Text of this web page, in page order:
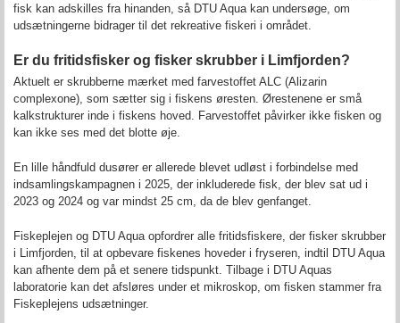
fisk kan adskilles fra hinanden, så DTU Aqua kan undersøge, om
udsætningerne bidrager til det rekreative fiskeri i området.
Er du fritidsfisker og fisker skrubber i Limfjorden?
Aktuelt er skrubberne mærket med farvestoffet ALC (Alizarin
complexone), som sætter sig i fiskens øresten. Ørestenene er små
kalkstrukturer inde i fiskens hoved. Farvestoffet påvirker ikke fisken og
kan ikke ses med det blotte øje.
En lille håndfuld dusører er allerede blevet udløst i forbindelse med
indsamlingskampagnen i 2025, der inkluderede fisk, der blev sat ud i
2023 og 2024 og var mindst 25 cm, da de blev genfanget.
Fiskeplejen og DTU Aqua opfordrer alle fritidsfiskere, der fisker skrubber
i Limfjorden, til at opbevare fiskenes hoveder i fryseren, indtil DTU Aqua
kan afhente dem på et senere tidspunkt. Tilbage i DTU Aquas
laboratorie kan det afsløres under et mikroskop, om fisken stammer fra
Fiskeplejens udsætninger.